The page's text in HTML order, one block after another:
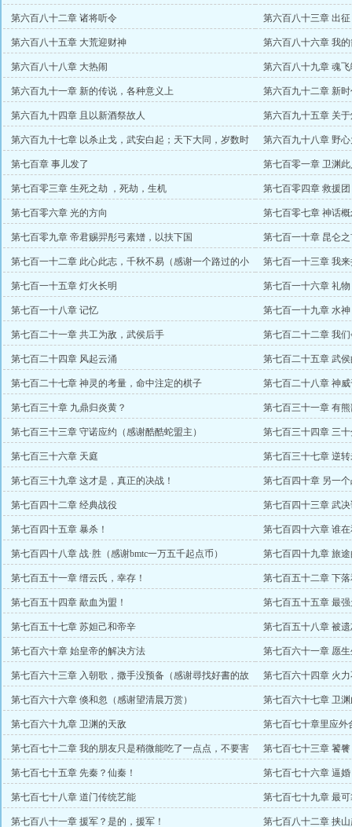
第六百八十二章 诸将听令 第六百八十三章 出征
第六百八十五章 大荒迎财神 第六百八十六章 我
第六百八十八章 大热闹 第六百八十九章 魂
第六百九十一章 新的传说，各种意义上 第六百九十二章 新时
第六百九十四章 且以新酒祭故人 第六百九十五章 关
第六百九十七章 以杀止戈，武安白起；天下大同，岁数时
移（石夷）
第六百九十八章 野
第七百章 事儿发了 第七百零一章 卫渊
第七百零三章 生死之劫 ，死劫，生机 第七百零四章 救援团
第七百零六章 光的方向 第七百零七章 神话概
第七百零九章 帝君赐羿彤弓素矰，以扶下国 第七百一十章 昆仑之
第七百一十二章 此心此志，千秋不易（感谢一个路过的小
人物而已万赏）
第七百一十三章 我
第七百一十五章 灯火长明 第七百一十六章 礼
第七百一十八章 记忆 第七百一十九章 水
第七百二十一章 共工为敌，武侯后手 第七百二十二章 我
第七百二十四章 风起云涌 第七百二十五章 武
第七百二十七章 神灵的考量，命中注定的棋子 第七百二十八章 神
第七百三十章 九鼎归炎黄？ 第七百三十一章 有
第七百三十三章 守诺应约（感谢酷酷蛇盟主） 第七百三十四章 三
第七百三十六章 天庭
第七百三十七章 逆
起点币）
第七百三十九章 这才是，真正的决战！ 第七百四十章 另一
第七百四十二章 经典战役 第七百四十三章 武
第七百四十五章 暴杀！
第七百四十六章 谁
主）
第七百四十八章 战·胜（感谢bmtc一万五千起点币） 第七百四十九章 旅
第七百五十一章 缙云氏，幸存！ 第七百五十二章 下
第七百五十四章 歃血为盟！ 第七百五十五章 最
第七百五十七章 苏妲己和帝辛 第七百五十八章 被
第七百六十章 始皇帝的解决方法
第七百六十一章 愿
主）
第七百六十三章 入朝歌，撒手没预备（感谢尋找好書的故
事万赏）
第七百六十四章 火
第七百六十六章 倏和忽（感谢望清晨万赏） 第七百六十七章 卫
第七百六十九章 卫渊的天敌 第七百七十章里应外
第七百七十二章 我的朋友只是稍微能吃了一点点，不要害
怕
第七百七十三章 饕
第七百七十五章 先秦？仙秦！ 第七百七十六章 逼婚
第七百七十八章 道门传统艺能 第七百七十九章 最
第七百八十一章 援军？是的，援军！ 第七百八十二章 挟